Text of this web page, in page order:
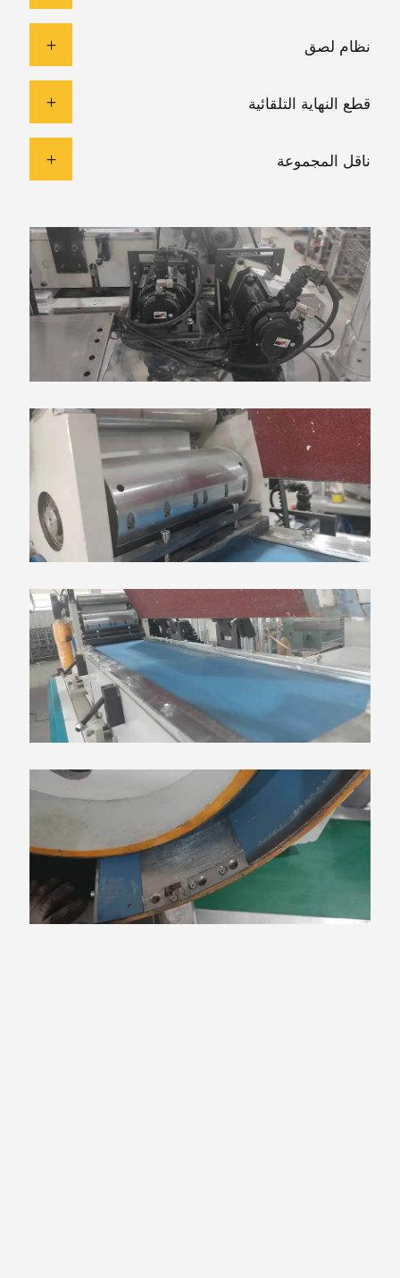
نظام لصق
قطع النهاية التلقائية
ناقل المجموعة